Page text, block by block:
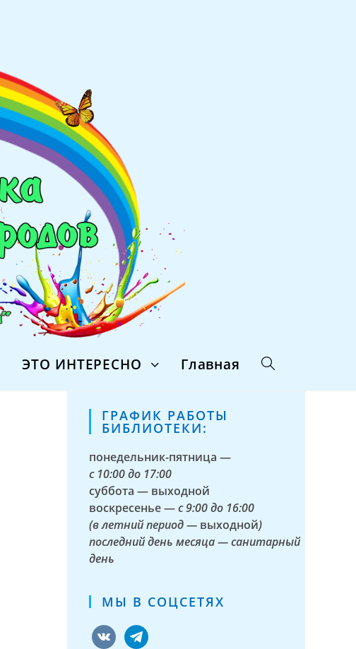
ЭТО ИНТЕРЕСНО Главная
ГРАФИК РАБОТЫ
БИБЛИОТЕКИ:
понедельник-пятница —
с 10:00 до 17:00
суббота — выходной
воскресенье —с 9:00 до 16:00
(в летний период — выходной)
последний день месяца — санитарный
день
МЫ В СОЦСЕТЯХ
vkontaktetelegram